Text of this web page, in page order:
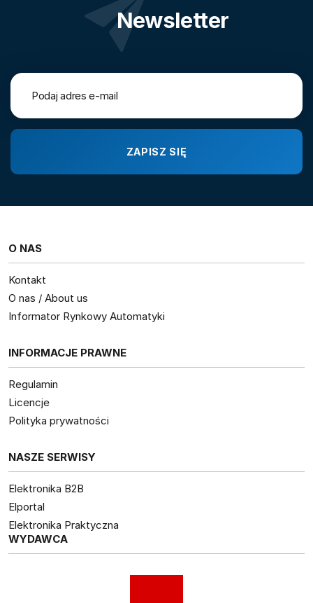
Newsletter
O NAS
Kontakt
O nas / About us
Informator Rynkowy Automatyki
INFORMACJE PRAWNE
Regulamin
Licencje
Polityka prywatności
NASZE SERWISY
Elektronika B2B
Elportal
Elektronika Praktyczna
WYDAWCA